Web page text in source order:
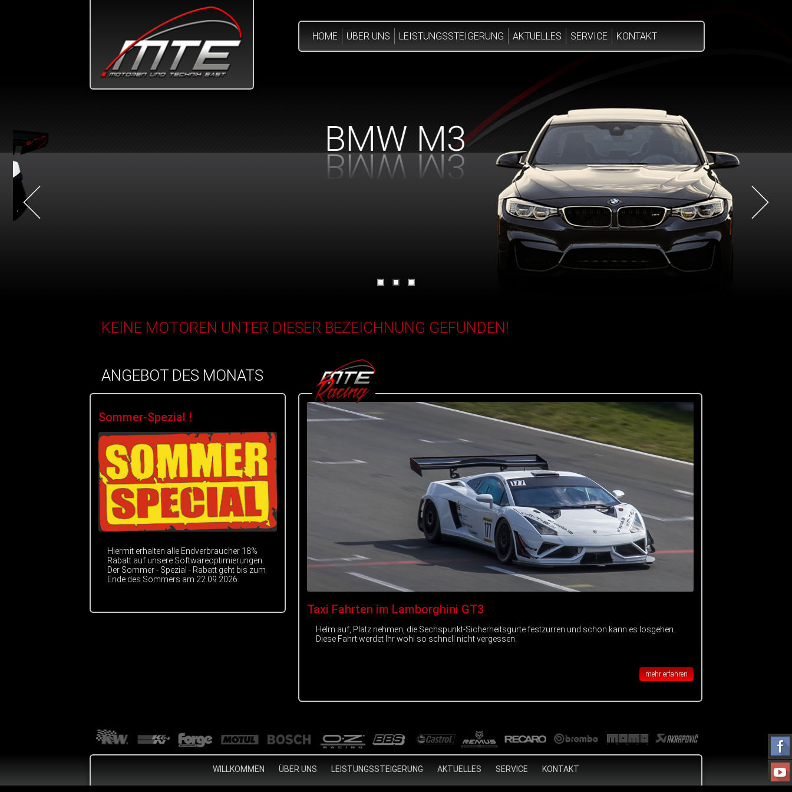
HOME ÜBER UNS LEISTUNGSSTEIGERUNG AKTUELLES SERVICE KONTAKT
BMW M3
KEINE MOTOREN UNTER DIESER BEZEICHNUNG GEFUNDEN!
ANGEBOT DES MONATS
Sommer-Spezial !
Hiermit erhalten alle Endverbraucher 18%
Rabatt auf unsere Softwareoptimierungen.
Der Sommer - Spezial - Rabatt geht bis zum
Ende des Sommers am 22.09.2026.
Taxi Fahrten im Lamborghini GT3
Helm auf, Platz nehmen, die Sechspunkt-Sicherheitsgurte festzurren und schon kann es losgehen.
Diese Fahrt werdet Ihr wohl so schnell nicht vergessen.
mehr erfahren
WILLKOMMEN ÜBER UNS LEISTUNGSSTEIGERUNG AKTUELLES SERVICE KONTAKT